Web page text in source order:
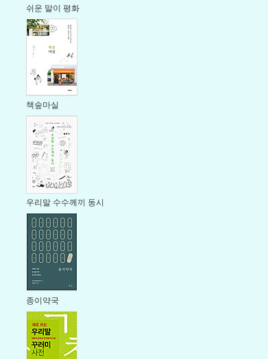
쉬운 말이 평화
책숲마실
우리말 수수께끼 동시
종이약국